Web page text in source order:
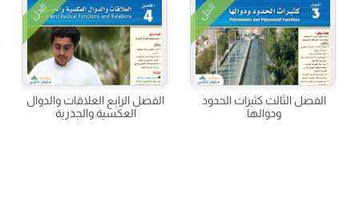
الحل
الفصل الثالث كثيرات الحدود
ودوالها
الحل
الفصل الرابع العلاقات والدوال
العكسية والجذرية